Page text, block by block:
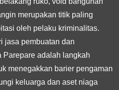
merupakan titik paling
oleh pelaku kriminalitas.
jasa pembuatan dan
Parepare adalah langkah
menegakkan barier pengaman
keluarga dan aset niaga